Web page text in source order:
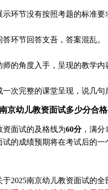
环节没有按照考题的标准要
环节回答支吾，答案混乱。
的角度入手，呈现的教学内
次完整的课堂呈现，说几句
京幼儿教资面试多少分合格
资面试的及格线为60分，满分
试的成绩预期将在考试后的
于2025南京幼儿教资面试的全